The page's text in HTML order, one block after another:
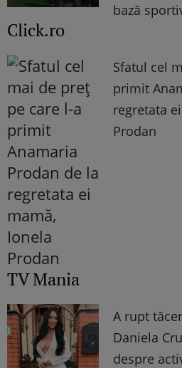
bază
Click.ro
Sfatul cel
primit
regretata
Prodan
TV Mania
A rupt
Daniela
despre